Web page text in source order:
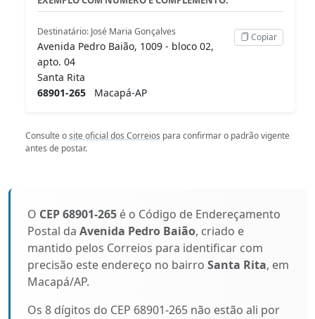
Destinatário: José Maria Gonçalves
Avenida Pedro Baião, 1009 - bloco 02,
apto. 04
Santa Rita
68901-265 Macapá-AP
Copiar
Consulte osite oficial dos Correios para confirmar o padrão vigente
antes de postar.
O CEP 68901-265 é o Código de Endereçamento
Postal da Avenida Pedro Baião, criado e
mantido pelos Correios para identificar com
precisão este endereço no bairro Santa Rita, em
Macapá/AP.
Os 8 dígitos do CEP 68901-265 não estão ali por